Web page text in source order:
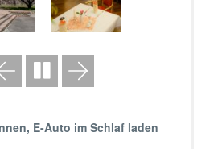
E-Auto im Schlaf laden